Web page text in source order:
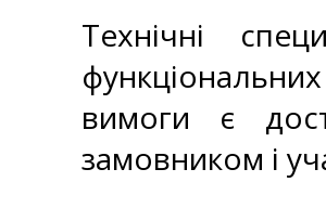
Технічні
вимоги є
замовником і